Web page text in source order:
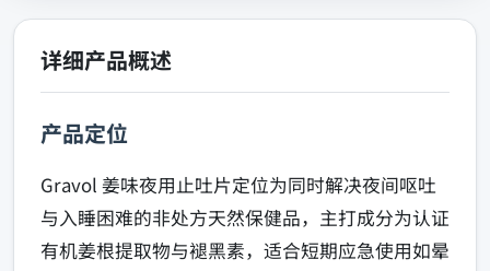
详细产品概述
产品定位
Gravol 姜味夜用止吐片定位为同时解决夜间呕吐
与入睡困难的非处方天然保健品，主打成分为认证
有机姜根提取物与褪黑素，适合短期应急使用如晕